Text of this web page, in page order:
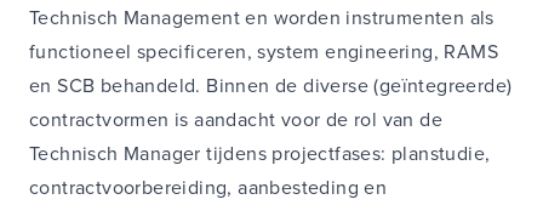
Technisch Management en worden instrumenten als
functioneel specificeren, system engineering, RAMS
en SCB behandeld. Binnen de diverse (geïntegreerde)
contractvormen is aandacht voor de rol van de
Technisch Manager tijdens projectfases: planstudie,
contractvoorbereiding, aanbesteding en